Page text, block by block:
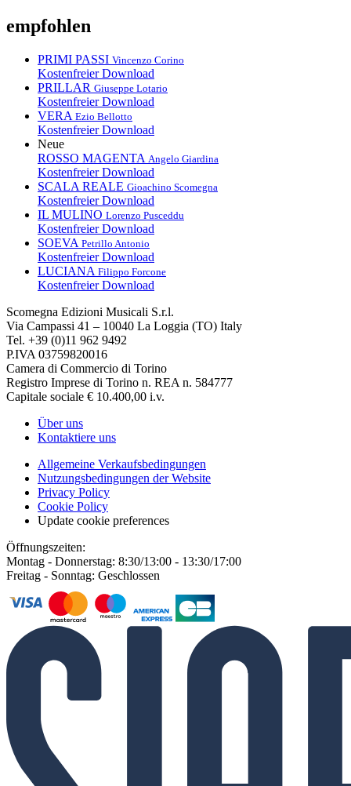
empfohlen
PRIMI PASSI Vincenzo Corino
Kostenfreier Download
PRILLAR Giuseppe Lotario
Kostenfreier Download
VERA Ezio Bellotto
Kostenfreier Download
Neue
ROSSO MAGENTA Angelo Giardina
Kostenfreier Download
SCALA REALE Gioachino Scomegna
Kostenfreier Download
IL MULINO Lorenzo Pusceddu
Kostenfreier Download
SOEVA Petrillo Antonio
Kostenfreier Download
LUCIANA Filippo Forcone
Kostenfreier Download
Scomegna Edizioni Musicali S.r.l.
Via Campassi 41 – 10040 La Loggia (TO) Italy
Tel. +39 (0)11 962 9492
P.IVA 03759820016
Camera di Commercio di Torino
Registro Imprese di Torino n. REA n. 584777
Capitale sociale € 10.400,00 i.v.
Über uns
Kontaktiere uns
Allgemeine Verkaufsbedingungen
Nutzungsbedingungen der Website
Privacy Policy
Cookie Policy
Update cookie preferences
Öffnungszeiten:
Montag - Donnerstag: 8:30/13:00 - 13:30/17:00
Freitag - Sonntag: Geschlossen